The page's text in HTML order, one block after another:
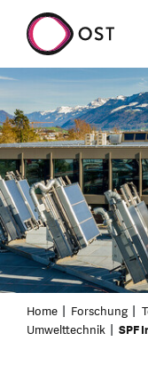
Home Forschung
Umwelttechnik
SPF